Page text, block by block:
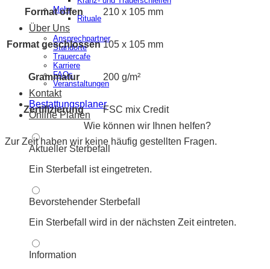
Mehr
Rituale
Über Uns
Ansprechpartner
Standorte
Trauercafe
Karriere
FAQs
Veranstaltungen
Kontakt
Bestattungsplaner
Online Planen
Wie können wir Ihnen helfen?
Aktueller Sterbefall
Ein Sterbefall ist eingetreten.
Bevorstehender Sterbefall
Ein Sterbefall wird in der nächsten Zeit eintreten.
Information
Format offen 210 x 105 mm
Format geschlossen 105 x 105 mm
Grammatur 200 g/m²
Zertifizierung FSC mix Credit
Zur Zeit haben wir keine häufig gestellten Fragen.